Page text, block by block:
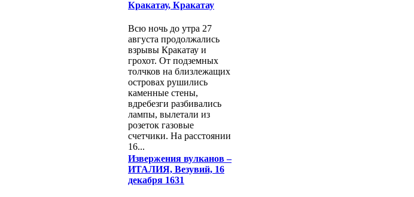
Кракатау, Кракатау
Всю ночь до утра 27
августа продолжались
взрывы Кракатау и
грохот. От подземных
толчков на близлежащих
островах рушились
каменные стены,
вдребезги разбивались
лампы, вылетали из
розеток газовые
счетчики. На расстоянии
16...
Извержения вулканов –
ИТАЛИЯ, Везувий, 16
декабря 1631